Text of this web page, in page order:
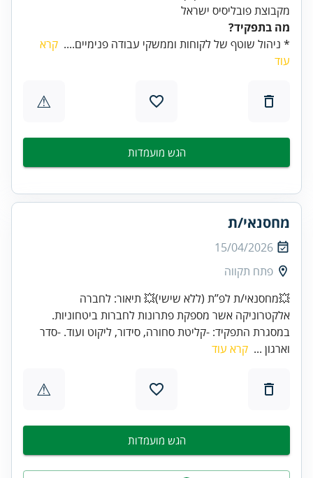
מקבוצת פובליסיס ישראל
מה בתפקיד?
* ניהול שוטף של לקוחות וממשקי עבודה פנימיים.... קרא
עוד
⚠
הגש מועמדות
מחסנאי/ת
15/04/2026
פתח תקווה
💥מחסנאי/ת לפ’’ת (ללא שישי)💥 תיאור: לחברה
אלקטרוניקה אשר מספקת פתרונות לחברות ביטחוניות.
במסגרת התפקיד: -קליטת סחורה, סידור, ליקוט ועוד. -סדר
וארגון ... קרא עוד
⚠
הגש מועמדות